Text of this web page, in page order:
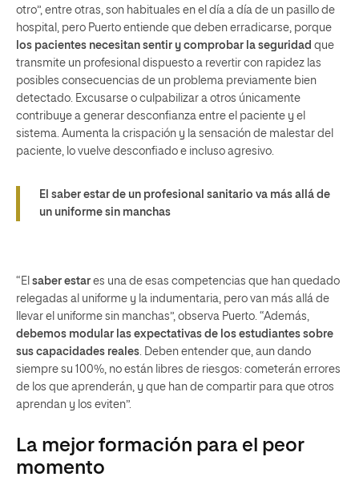
otro”, entre otras, son habituales en el día a día de un pasillo de
hospital, pero Puerto entiende que deben erradicarse, porque
los pacientes necesitan sentir y comprobar la seguridad que
transmite un profesional dispuesto a revertir con rapidez las
posibles consecuencias de un problema previamente bien
detectado. Excusarse o culpabilizar a otros únicamente
contribuye a generar desconfianza entre el paciente y el
sistema. Aumenta la crispación y la sensación de malestar del
paciente, lo vuelve desconfiado e incluso agresivo.
El saber estar de un profesional sanitario va más allá de
un uniforme sin manchas
“El saber estar es una de esas competencias que han quedado
relegadas al uniforme y la indumentaria, pero van más allá de
llevar el uniforme sin manchas”, observa Puerto. “Además,
debemos modular las expectativas de los estudiantes sobre
sus capacidades reales . Deben entender que, aun dando
siempre su 100%, no están libres de riesgos: cometerán errores
de los que aprenderán, y que han de compartir para que otros
aprendan y los eviten”.
La mejor formación para el peor
momento